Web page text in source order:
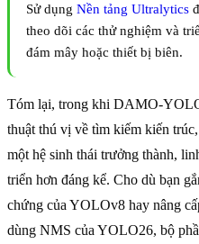
Sử dụng Nền tảng Ultralytics
theo dõi các thử nghiệm và
đám mây hoặc thiết bị biên.
Tóm lại, trong khi DAMO-
thuật thú vị về tìm kiếm kiến
một hệ sinh thái trưởng thành,
triển hơn đáng kể. Cho dù bạn
chứng của YOLOv8 hay nâng
dùng NMS của YOLO26, bộ